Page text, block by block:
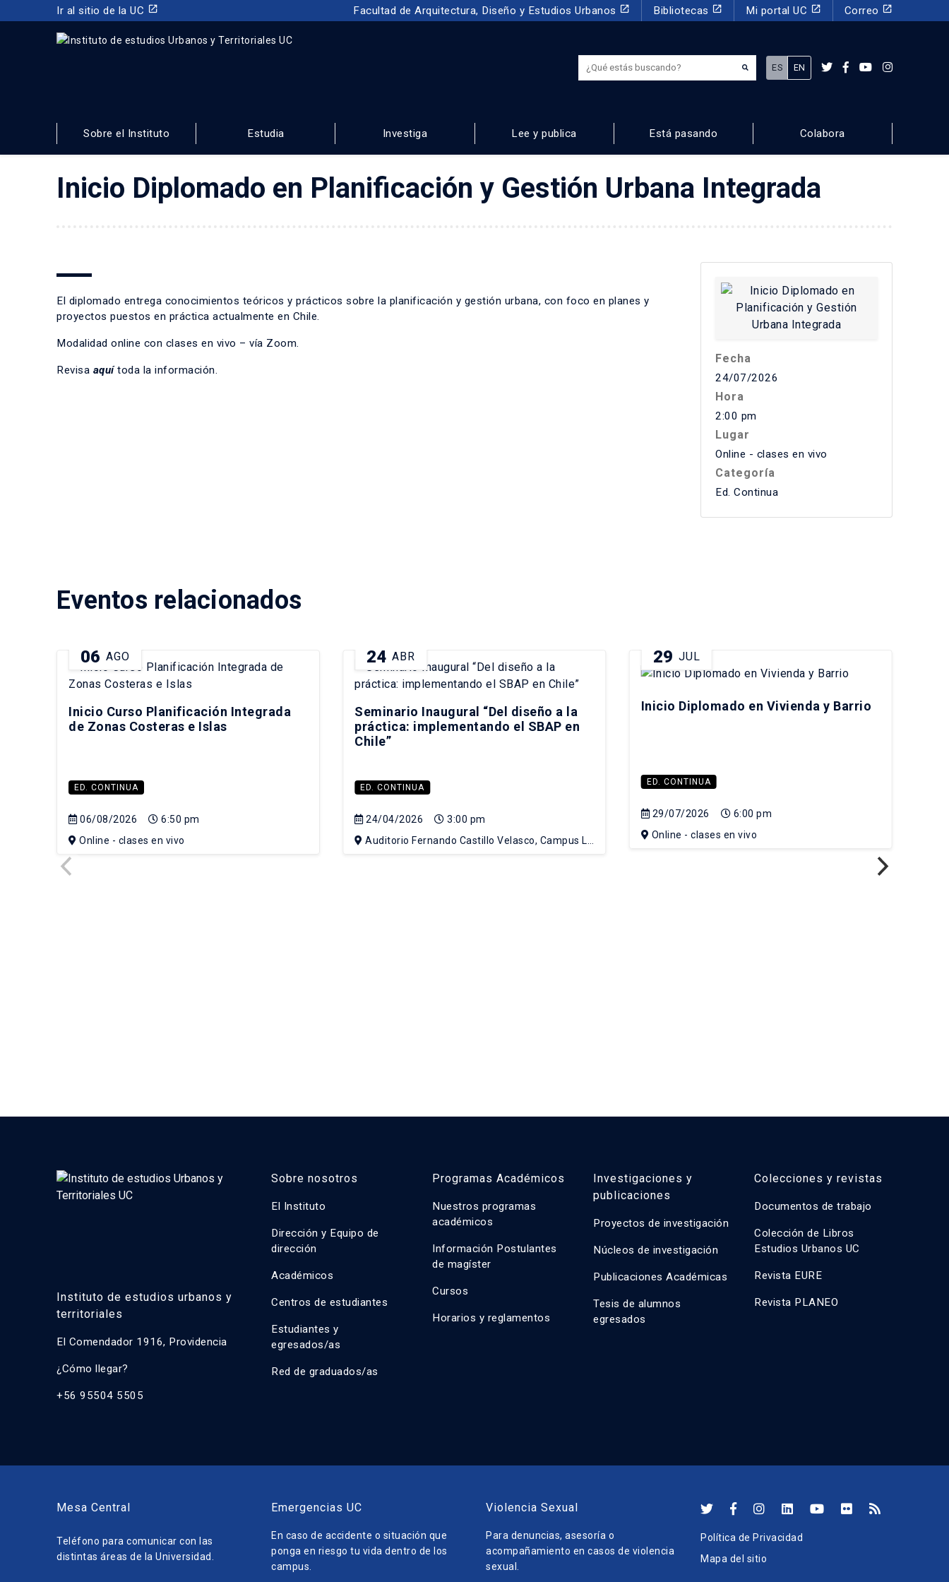
Ir al sitio de la UC launch Facultad de Arquitectura, Diseño y Estudios Urbanos launch Bibliotecas launch Mi portal UC launch Correo launch
Y TERRITORIALES
FACULTAD DE ARQUITECTURA, DISEÑO Y ESTUDIOS URBANOS
¿Qué estás buscando?
ES EN
Sobre el Instituto Estudia Investiga Lee y publica Está pasando Colabora
Inicio Diplomado en Planificación y Gestión Urbana Integrada
El diplomado entrega conocimientos teóricos y prácticos sobre la planificación y gestión urbana, con foco en planes y
proyectos puestos en práctica actualmente en Chile.
Modalidad online con clases en vivo – vía Zoom.
Revisa aquítoda la información.
Fecha
24/07/2026
Hora
2:00 pm
Lugar
Online - clases en vivo
Categoría
Ed. Continua
Eventos relacionados
06 AGO
Inicio Curso Planificación Integrada
de Zonas Costeras e Islas
ED. CONTINUA
06/08/2026
6:50 pm
Online - clases en vivo
24 ABR
Seminario Inaugural “Del diseño a la
práctica: implementando el SBAP en
Chile”
ED. CONTINUA
24/04/2026
3:00 pm
Auditorio Fernando Castillo Velasco, Campus Lo
29 JUL
Inicio Diplomado en Vivienda y Barrio
ED. CONTINUA
29/07/2026
6:00 pm
Online - clases en vivo
Instituto de estudios urbanos y
territoriales
El Comendador 1916, Providencia
¿Cómo llegar?
+56 95504 5505
Sobre nosotros
El Instituto
Dirección y Equipo de
dirección
Académicos
Centros de estudiantes
Estudiantes y
egresados/as
Red de graduados/as
Programas Académicos
Nuestros programas
académicos
Información Postulantes
de magíster
Cursos
Horarios y reglamentos
Investigaciones y
publicaciones
Proyectos de investigación
Núcleos de investigación
Publicaciones Académicas
Tesis de alumnos
egresados
Colecciones y revistas
Documentos de trabajo
Colección de Libros
Estudios Urbanos UC
Revista EURE
Revista PLANEO
Mesa Central
Teléfono para comunicar con las
distintas áreas de la Universidad.
Emergencias UC
En caso de accidente o situación que
ponga en riesgo tu vida dentro de los
campus.
Violencia Sexual
Para denuncias, asesoría o
acompañamiento en casos de violencia
sexual.
Política de Privacidad
Mapa del sitio